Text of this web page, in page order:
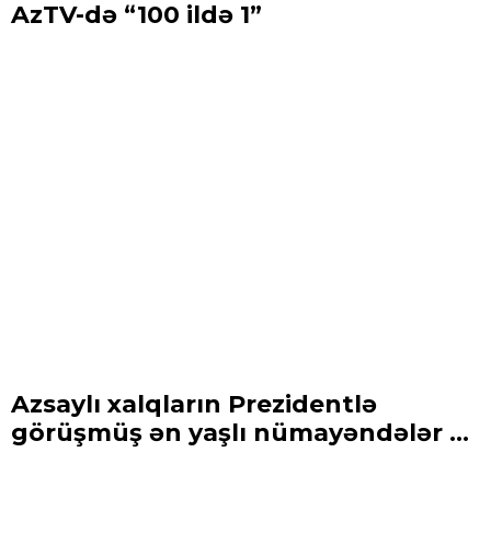
AzTV-də “100 ildə 1”
Azsaylı xalqların Prezidentlə
görüşmüş ən yaşlı nümayəndələr ...